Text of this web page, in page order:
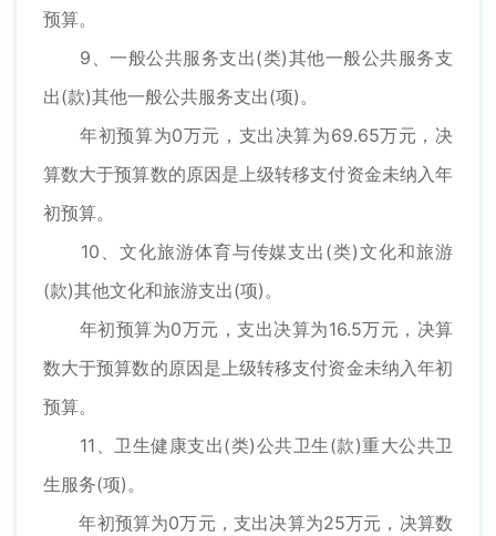
预算。
9、一般公共服务支出(类)其他一般公共服务支
出(款)其他一般公共服务支出(项)。
年初预算为0万元，支出决算为69.65万元，决
算数大于预算数的原因是上级转移支付资金未纳入年
初预算。
10、文化旅游体育与传媒支出(类)文化和旅游
(款)其他文化和旅游支出(项)。
年初预算为0万元，支出决算为16.5万元，决算
数大于预算数的原因是上级转移支付资金未纳入年初
预算。
11、卫生健康支出(类)公共卫生(款)重大公共卫
生服务(项)。
年初预算为0万元，支出决算为25万元，决算数